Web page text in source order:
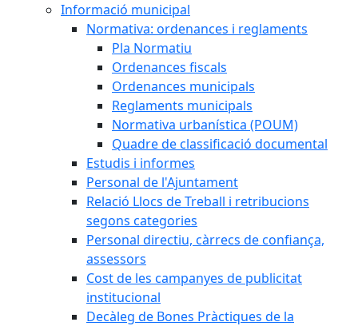
Informació municipal
Normativa: ordenances i reglaments
Pla Normatiu
Ordenances fiscals
Ordenances municipals
Reglaments municipals
Normativa urbanística (POUM)
Quadre de classificació documental
Estudis i informes
Personal de l'Ajuntament
Relació Llocs de Treball i retribucions
segons categories
Personal directiu, càrrecs de confiança,
assessors
Cost de les campanyes de publicitat
institucional
Decàleg de Bones Pràctiques de la